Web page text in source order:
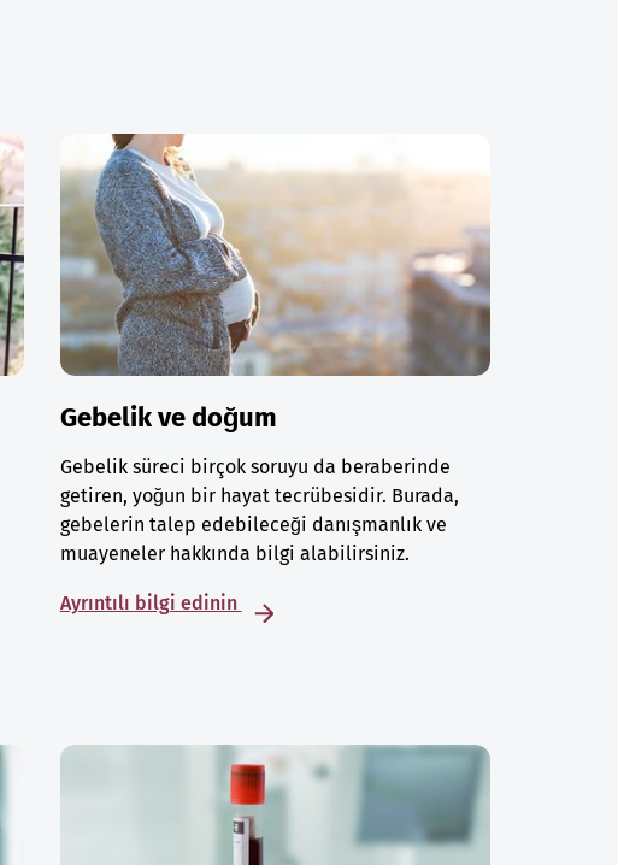
Gebelik ve doğum
Gebelik süreci birçok soruyu da beraberinde
getiren, yoğun bir hayat tecrübesidir. Burada,
gebelerin talep edebileceği danışmanlık ve
muayeneler hakkında bilgi alabilirsiniz.
Ayrıntılı bilgi edinin